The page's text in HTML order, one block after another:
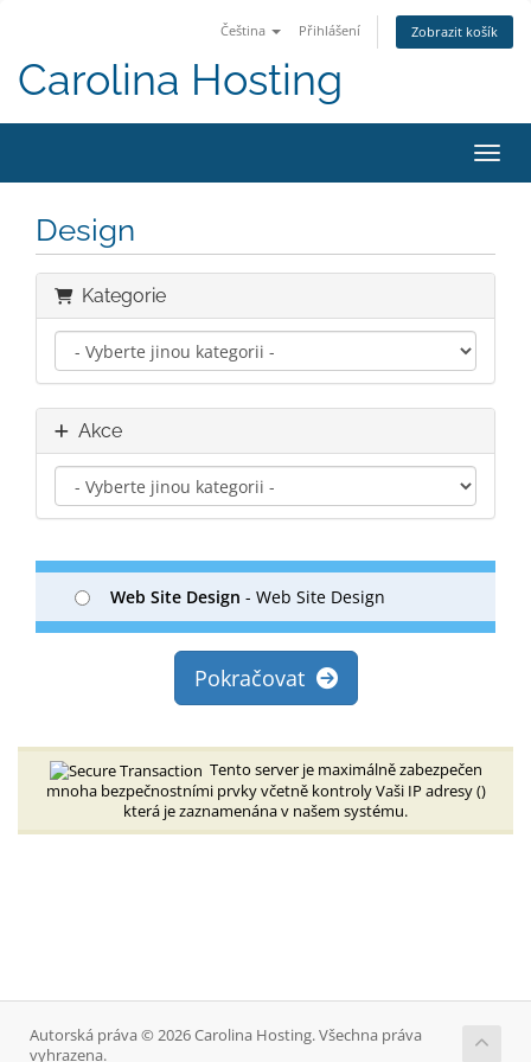
Čeština Přihlášení Zobrazit košík
Carolina Hosting
Design
Kategorie
Akce
Web Site Design - Web Site Design
Pokračovat
Tento server je maximálně zabezpečen
mnoha bezpečnostními prvky včetně kontroly Vaši IP adresy ()
která je zaznamenána v našem systému.
Autorská práva © 2026 Carolina Hosting. Všechna práva
vyhrazena.